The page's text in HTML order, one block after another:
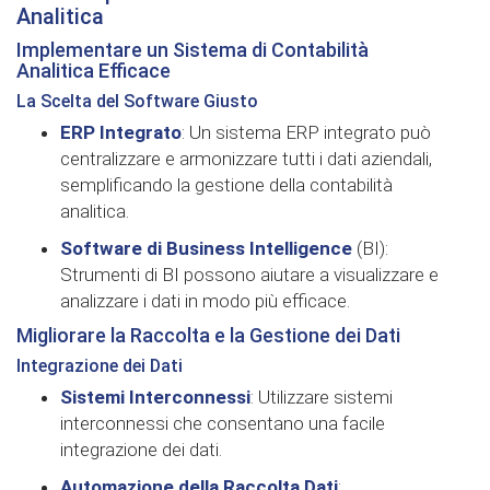
Analitica
Implementare un Sistema di Contabilità
Analitica Efficace
La Scelta del Software Giusto
ERP Integrato: Un sistema ERP integrato può
centralizzare e armonizzare tutti i dati aziendali,
semplificando la gestione della contabilità
analitica.
Software di Business Intelligence (BI):
Strumenti di BI possono aiutare a visualizzare e
analizzare i dati in modo più efficace.
Migliorare la Raccolta e la Gestione dei Dati
Integrazione dei Dati
Sistemi Interconnessi: Utilizzare sistemi
interconnessi che consentano una facile
integrazione dei dati.